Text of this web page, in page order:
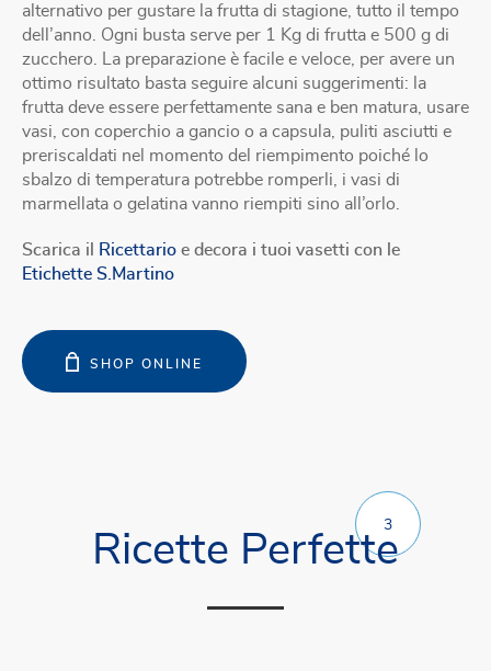
alternativo per gustare la frutta di stagione, tutto il tempo
dell’anno. Ogni busta serve per 1 Kg di frutta e 500 g di
zucchero. La preparazione è facile e veloce, per avere un
ottimo risultato basta seguire alcuni suggerimenti: la
frutta deve essere perfettamente sana e ben matura, usare
vasi, con coperchio a gancio o a capsula, puliti asciutti e
preriscaldati nel momento del riempimento poiché lo
sbalzo di temperatura potrebbe romperli, i vasi di
marmellata o gelatina vanno riempiti sino all’orlo.
Scarica il Ricettario e decora i tuoi vasetti con le
Etichette S.Martino
SHOP ONLINE
Ricette Perfette
3